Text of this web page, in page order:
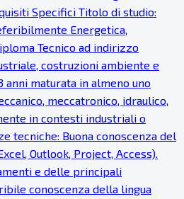
Specifici Titolo di studio:
Energetica,
Tecnico ad indirizzo
costruzioni ambiente e
maturata in almeno uno
meccatronico, idraulico,
in contesti industriali o
tecniche: Buona conoscenza del
Outlook, Project, Access).
e delle principali
conoscenza della lingua